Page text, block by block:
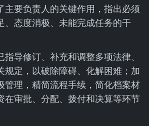
主要负责人的关键作用，指出必须
、态度消极、未能完成任务的干
导修订、补充和调整多项法律、
规定，以破除障碍、化解困难；加
管理，精简流程手续，简化档案材
在审批、分配、拨付和决算等环节